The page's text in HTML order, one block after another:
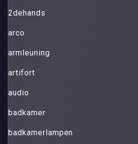
2dehands
arco
armleuning
artifort
audio
badkamer
badkamerlampen